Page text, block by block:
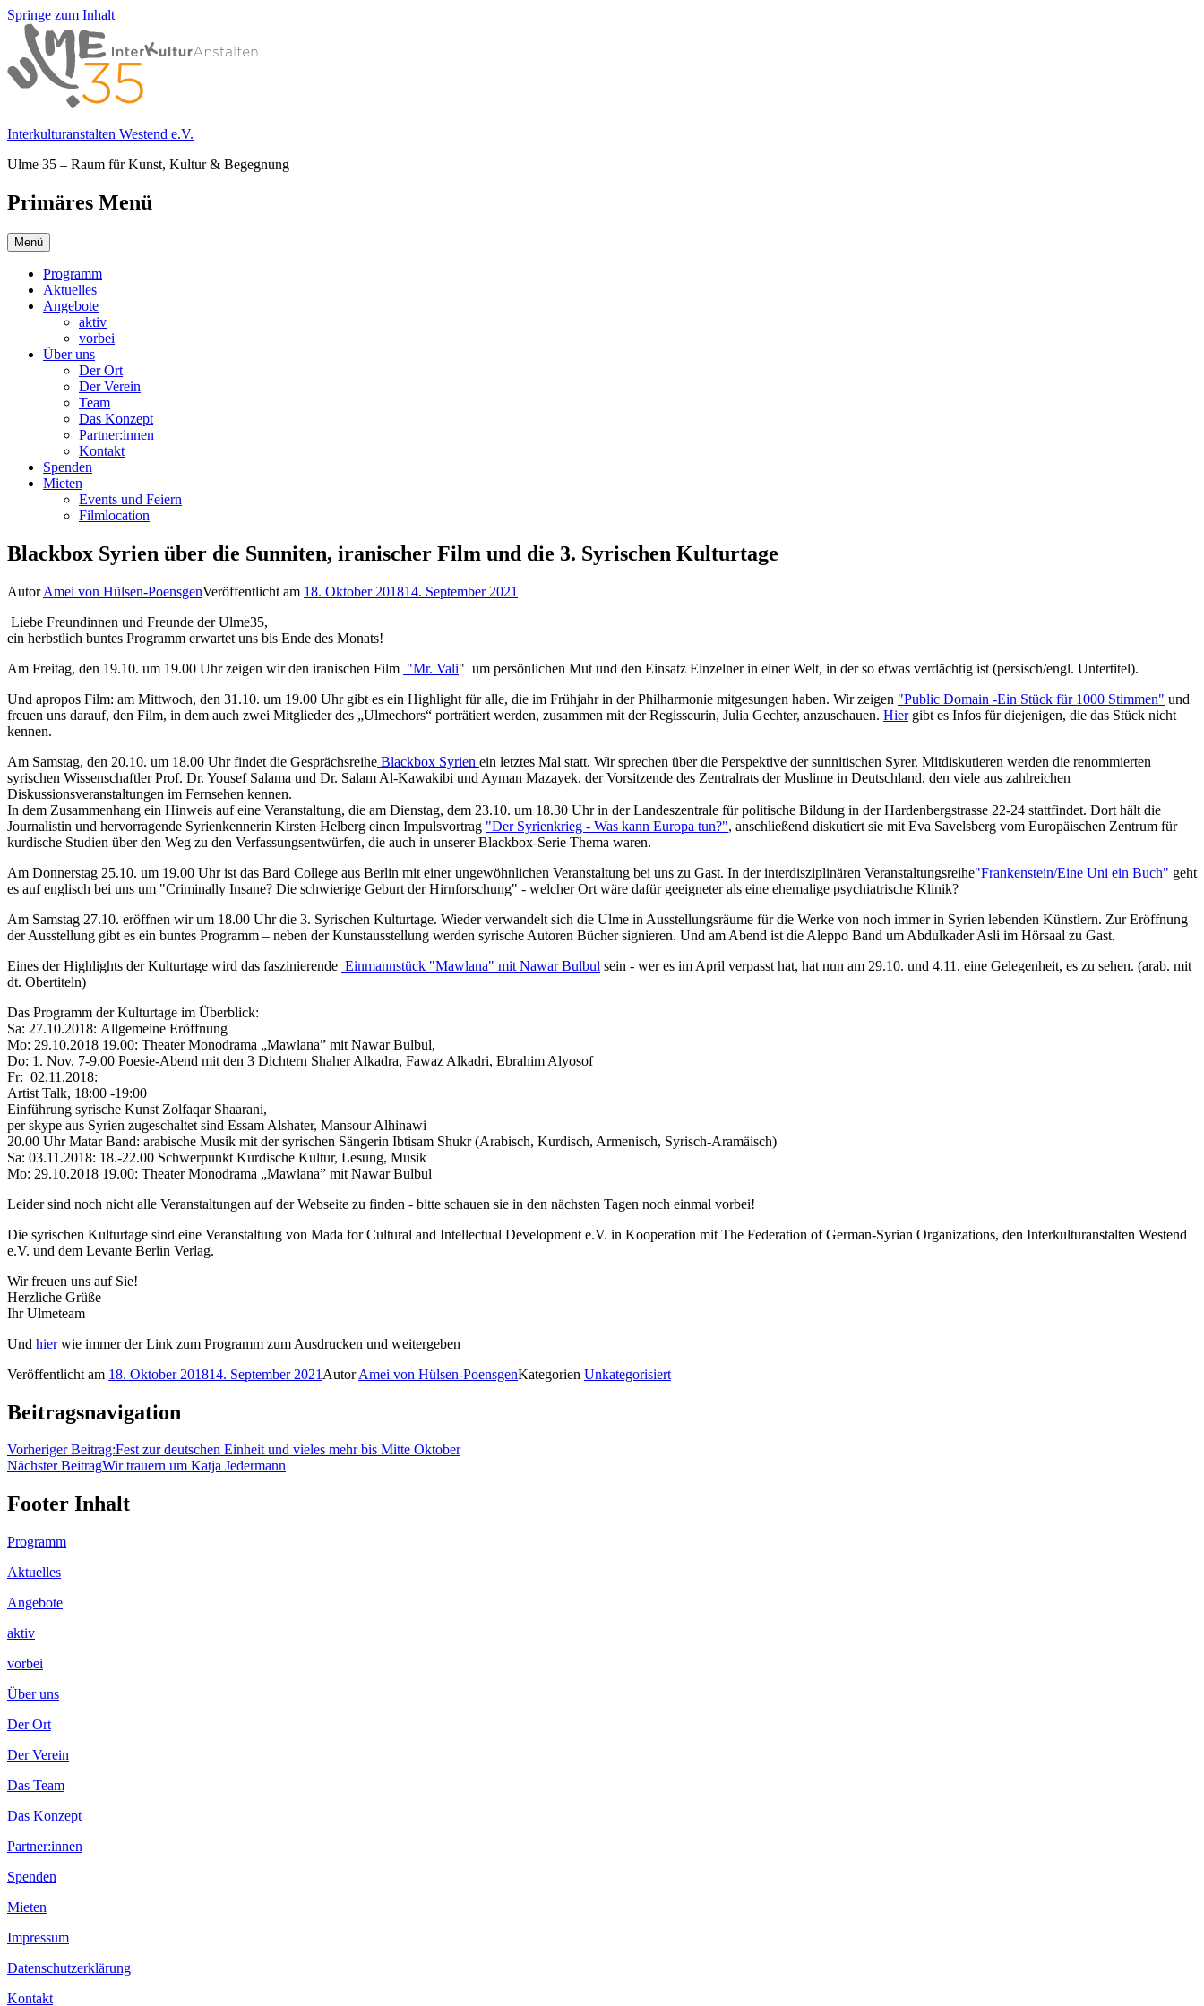
Springe zum Inhalt
Interkulturanstalten Westend e.V.
Ulme 35 – Raum für Kunst, Kultur & Begegnung
Primäres Menü
Menü
Programm
Aktuelles
Angebote
aktiv
vorbei
Über uns
Der Ort
Der Verein
Team
Das Konzept
Partner:innen
Kontakt
Spenden
Mieten
Events und Feiern
Filmlocation
Blackbox Syrien über die Sunniten, iranischer Film und die 3. Syrischen Kulturtage
AutorAmei von Hülsen-PoensgenVeröffentlicht am 18. Oktober 201814. September 2021
Liebe Freundinnen und Freunde der Ulme35,
ein herbstlich buntes Programm erwartet uns bis Ende des Monats!
Am Freitag, den 19.10. um 19.00 Uhr zeigen wir den iranischen Film "Mr. Vali" um persönlichen Mut und den Einsatz Einzelner in einer Welt, in der so etwas verdächtig ist (persisch/engl. Untertitel).
Und apropos Film: am Mittwoch, den 31.10. um 19.00 Uhr gibt es ein Highlight für alle, die im Frühjahr in der Philharmonie mitgesungen haben. Wir zeigen "Public Domain -Ein Stück für 1000 Stimmen" und
freuen uns darauf, den Film, in dem auch zwei Mitglieder des „Ulmechors“ porträtiert werden, zusammen mit der Regisseurin, Julia Gechter, anzuschauen. Hiergibt es Infos für diejenigen, die das Stück nicht
kennen.
Am Samstag, den 20.10. um 18.00 Uhr findet die Gesprächsreihe Blackbox Syrien ein letztes Mal statt. Wir sprechen über die Perspektive der sunnitischen Syrer. Mitdiskutieren werden die renommierten
syrischen Wissenschaftler Prof. Dr. Yousef Salama und Dr. Salam Al-Kawakibi und Ayman Mazayek, der Vorsitzende des Zentralrats der Muslime in Deutschland, den viele aus zahlreichen
Diskussionsveranstaltungen im Fernsehen kennen.
In dem Zusammenhang ein Hinweis auf eine Veranstaltung, die am Dienstag, dem 23.10. um 18.30 Uhr in der Landeszentrale für politische Bildung in der Hardenbergstrasse 22-24 stattfindet. Dort hält die
Journalistin und hervorragende Syrienkennerin Kirsten Helberg einen Impulsvortrag "Der Syrienkrieg - Was kann Europa tun?", anschließend diskutiert sie mit Eva Savelsberg vom Europäischen Zentrum für
kurdische Studien über den Weg zu den Verfassungsentwürfen, die auch in unserer Blackbox-Serie Thema waren.
Am Donnerstag 25.10. um 19.00 Uhr ist das Bard College aus Berlin mit einer ungewöhnlichen Veranstaltung bei uns zu Gast. In der interdisziplinären Veranstaltungsreihe"Frankenstein/Eine Uni ein Buch" geht
es auf englisch bei uns um "Criminally Insane? Die schwierige Geburt der Hirnforschung" - welcher Ort wäre dafür geeigneter als eine ehemalige psychiatrische Klinik?
Am Samstag 27.10. eröffnen wir um 18.00 Uhr die 3. Syrischen Kulturtage. Wieder verwandelt sich die Ulme in Ausstellungsräume für die Werke von noch immer in Syrien lebenden Künstlern. Zur Eröffnung
der Ausstellung gibt es ein buntes Programm – neben der Kunstausstellung werden syrische Autoren Bücher signieren. Und am Abend ist die Aleppo Band um Abdulkader Asli im Hörsaal zu Gast.
Eines der Highlights der Kulturtage wird das faszinierende Einmannstück "Mawlana" mit Nawar Bulbul sein - wer es im April verpasst hat, hat nun am 29.10. und 4.11. eine Gelegenheit, es zu sehen. (arab. mit
dt. Obertiteln)
Das Programm der Kulturtage im Überblick:
Sa: 27.10.2018: Allgemeine Eröffnung
Mo: 29.10.2018 19.00: Theater Monodrama „Mawlana” mit Nawar Bulbul,
Do: 1. Nov. 7-9.00 Poesie-Abend mit den 3 Dichtern Shaher Alkadra, Fawaz Alkadri, Ebrahim Alyosof
Fr: 02.11.2018:
Artist Talk, 18:00 -19:00
Einführung syrische Kunst Zolfaqar Shaarani,
per skype aus Syrien zugeschaltet sind Essam Alshater, Mansour Alhinawi
20.00 Uhr Matar Band: arabische Musik mit der syrischen Sängerin Ibtisam Shukr (Arabisch, Kurdisch, Armenisch, Syrisch-Aramäisch)
Sa: 03.11.2018: 18.-22.00 Schwerpunkt Kurdische Kultur, Lesung, Musik
Mo: 29.10.2018 19.00: Theater Monodrama „Mawlana” mit Nawar Bulbul
Leider sind noch nicht alle Veranstaltungen auf der Webseite zu finden - bitte schauen sie in den nächsten Tagen noch einmal vorbei!
Die syrischen Kulturtage sind eine Veranstaltung von Mada for Cultural and Intellectual Development e.V. in Kooperation mit The Federation of German-Syrian Organizations, den Interkulturanstalten Westend
e.V. und dem Levante Berlin Verlag.
Wir freuen uns auf Sie!
Herzliche Grüße
Ihr Ulmeteam
Und hierwie immer der Link zum Programm zum Ausdrucken und weitergeben
Veröffentlicht am 18. Oktober 201814. September 2021 AutorAmei von Hülsen-PoensgenKategorien Unkategorisiert
Beitragsnavigation
Vorheriger Beitrag:Fest zur deutschen Einheit und vieles mehr bis Mitte Oktober
Nächster BeitragWir trauern um Katja Jedermann
Footer Inhalt
Programm
Aktuelles
Angebote
aktiv
vorbei
Über uns
Der Ort
Der Verein
Das Team
Das Konzept
Partner:innen
Spenden
Mieten
Impressum
Datenschutzerklärung
Kontakt